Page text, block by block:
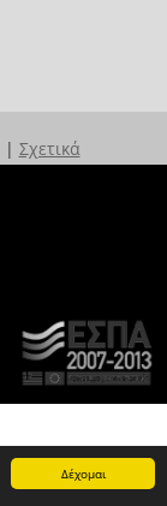
Δέχομαι
| Σχετικά